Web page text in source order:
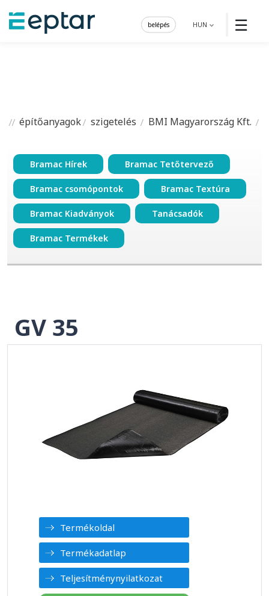
☰
HUN
belépés
építőanyagok szigetelés BMI Magyarország Kft.
Bramac Hírek Bramac Tetőtervező
Bramac csomópontok Bramac Textúra
Bramac Kiadványok Tanácsadók
Bramac Termékek
GV 35
Termékoldal
Termékadatlap
Teljesítménynyilatkozat